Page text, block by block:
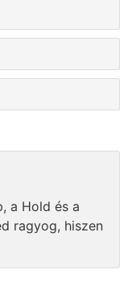
a Hold és a
ragyog, hiszen